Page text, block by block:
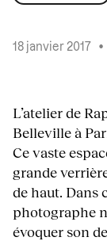
18 janvier 2017 •
L’atelier de
Belleville à
Ce vaste
grande
de haut. Dans
photographe
évoquer son